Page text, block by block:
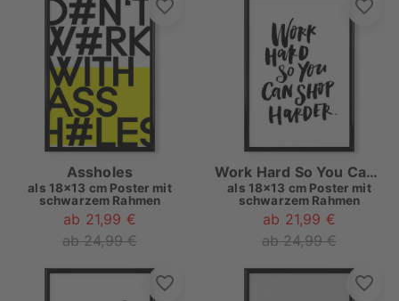
Assholes
als 18x13 cm Poster mit
schwarzem Rahmen
ab 21,99 €
ab 24,99 €
Work Hard So You Can Shop Harder
als 18x13 cm Poster mit
schwarzem Rahmen
ab 21,99 €
ab 24,99 €